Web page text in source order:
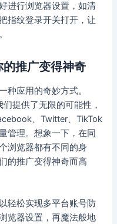
进行浏览器设置，如清
指纹登录开关打开，让
推广变得神奇
种应用的奇妙方式。
提供了无限的可能性，
、Twitter、TikTok
管理。想象一下，在同
浏览器都有不同的身
的推广变得神奇而高
轻松实现多平台账号防
览器设置，再魔法般地